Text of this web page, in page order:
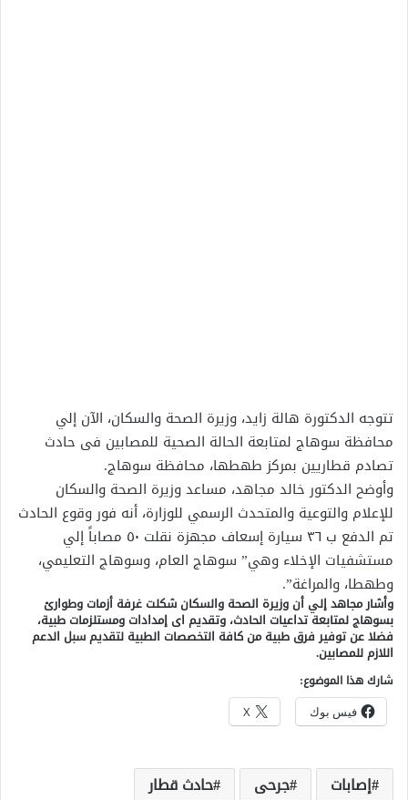
تتوجه الدكتورة هالة زايد، وزيرة الصحة والسكان، الآن إلي
محافظة سوهاج لمتابعة الحالة الصحية للمصابين فى حادث
تصادم قطاريين بمركز طهطها، محافظة سوهاج.
وأوضح الدكتور خالد مجاهد، مساعد وزيرة الصحة والسكان
للإعلام والتوعية والمتحدث الرسمي للوزارة، أنه فور وقوع الحادث
تم الدفع ب ٣٦ سيارة إسعاف مجهزة نقلت ٥٠ مصاباً إلي
مستشفيات الإخلاء وهي” سوهاج العام، وسوهاج التعليمي،
وطهطا، والمراغة”.
وأشار مجاهد إلي أن وزيرة الصحة والسكان شكلت غرفة أزمات وطوارئ
بسوهاج لمتابعة تداعيات الحادث، وتقديم اى إمدادات ومستلزمات طبية،
فضلا عن توفير فرق طبية من كافة التخصصات الطبية لتقديم سبل الدعم
اللازم للمصابين.
شارك هذا الموضوع:
فيس بوك X
إصابات جرحى
حادث قطار